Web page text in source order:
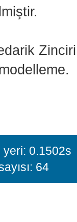
0.1502s
64